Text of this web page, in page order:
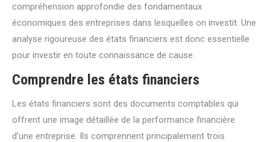
compréhension approfondie des fondamentaux
économiques des entreprises dans lesquelles on investit. Une
analyse rigoureuse des états financiers est donc essentielle
pour investir en toute connaissance de cause.
Comprendre les états financiers
Les états financiers sont des documents comptables qui
offrent une image détaillée de la performance financière
d’une entreprise. Ils comprennent principalement trois